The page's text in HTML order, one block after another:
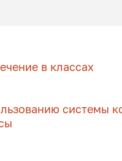
в классах
системы